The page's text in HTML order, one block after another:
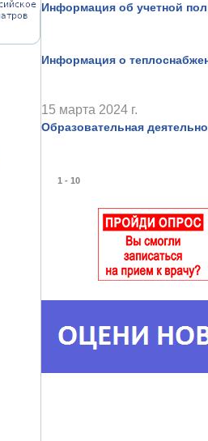
Информация об учетной
Информация о
15 марта 2024 г.
Образовательная
1 - 10